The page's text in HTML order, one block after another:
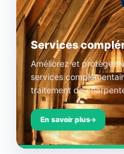
Services
Améliorez et protégez
services
traitement de
En savoir plus